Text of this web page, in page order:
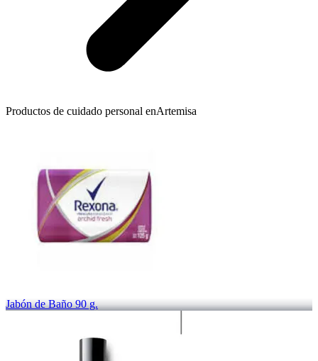
Productos de cuidado personal enArtemisa
Jabón de Baño 90 g.